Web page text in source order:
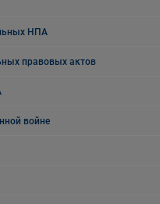
НПА
правовых актов
войне